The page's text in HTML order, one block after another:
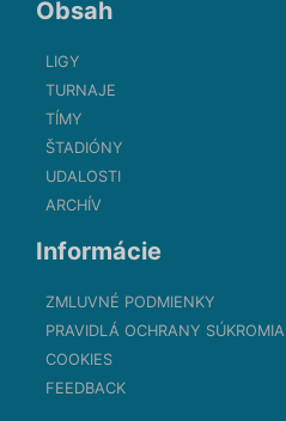
Obsah
LIGY
TURNAJE
TÍMY
ŠTADIÓNY
UDALOSTI
ARCHÍV
Informácie
ZMLUVNÉ PODMIENKY
PRAVIDLÁ OCHRANY SÚKROMIA
COOKIES
FEEDBACK